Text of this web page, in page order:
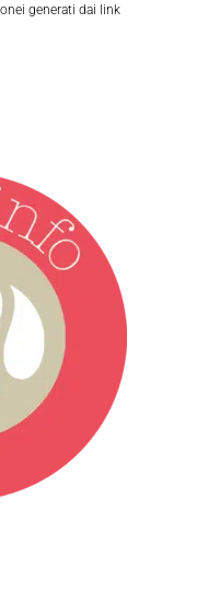
generati dai link